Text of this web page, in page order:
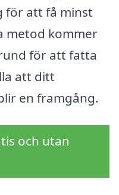
för att få minst
metod kommer
för att fatta
att ditt
en framgång.
och utan